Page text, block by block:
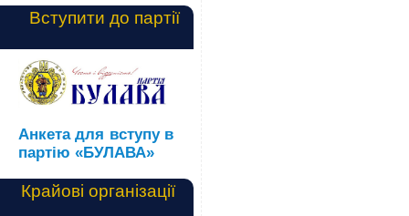
Вступити до партії
Анкета для вступу в
партію «БУЛАВА»
Крайові організації